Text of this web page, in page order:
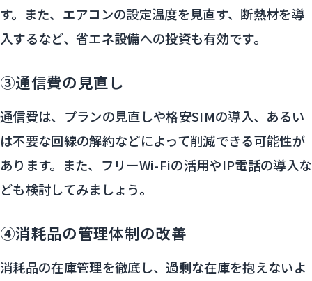
す。また、エアコンの設定温度を見直す、断熱材を導
入するなど、省エネ設備への投資も有効です。
③通信費の見直し
通信費は、プランの見直しや格安SIMの導入、あるい
は不要な回線の解約などによって削減できる可能性が
あります。また、フリーWi-Fiの活用やIP電話の導入な
ども検討してみましょう。
④消耗品の管理体制の改善
消耗品の在庫管理を徹底し、過剰な在庫を抱えないよ